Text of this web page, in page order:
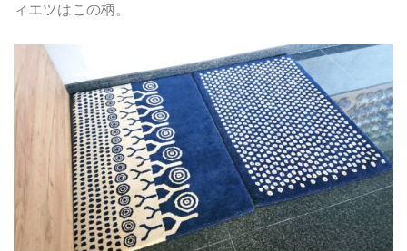
ィエツはこの柄。